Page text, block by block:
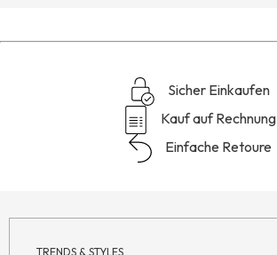
Sicher Einkaufen
Kauf auf Rechnung
Einfache Retoure
TRENDS & STYLES